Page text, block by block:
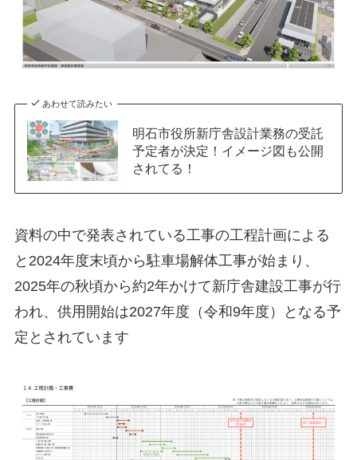
あわせて読みたい
明石市役所新庁舎設計業務の受託
予定者が決定！イメージ図も公開
されてる！
資料の中で発表されている工事の工程計画による
と2024年度末頃から駐車場解体工事が始まり、
2025年の秋頃から約2年かけて新庁舎建設工事が行
われ、供用開始は2027年度（令和9年度）となる予
定とされています